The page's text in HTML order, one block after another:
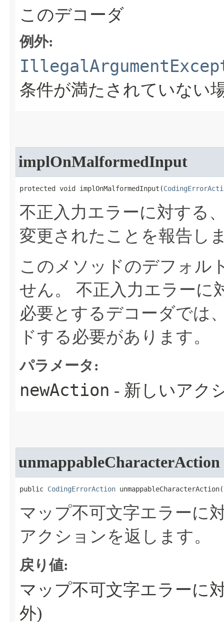
このデコーダ
例外:
条件が満たされていない
implOnMalformedInput
protected void implOnMalformedInput​(
不正入力エラーに対する
変更されたことを報告し
このメソッドのデフォル
せん。
不正入力エラーに
必要とするデコーダでは
ドする必要があります。
パラメータ:
newAction - 新しいアク
unmappableCharacterAction
public CodingErrorAction
マップ不可文字エラーに
アクションを返します。
戻り値:
マップ不可文字エラーに
外)